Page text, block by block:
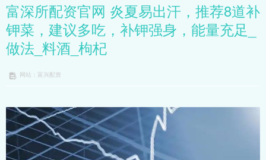
富深所配资官网 炎夏易出汗，推荐8道补
钾菜，建议多吃，补钾强身，能量充足_
做法_料酒_枸杞
网站：富兴配资